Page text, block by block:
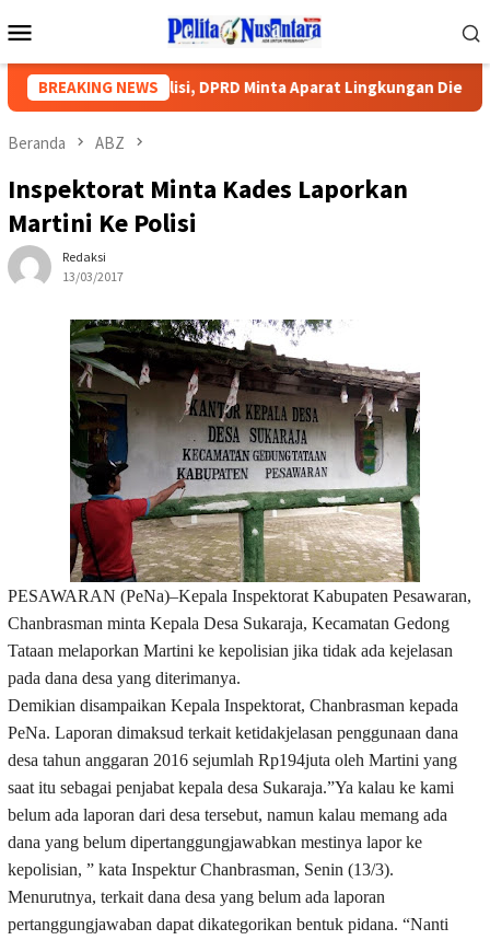
ke
Mobile
BREAKING NEWS
Lapor Polisi, DPRD Minta Aparat Lingkungan Dievaluasi
Beranda ABZ
Inspektorat Minta Kades Laporkan
Martini Ke Polisi
Redaksi
13/03/2017
PESAWARAN (PeNa)–Kepala Inspektorat Kabupaten Pesawaran,
Chanbrasman minta Kepala Desa Sukaraja, Kecamatan Gedong
Tataan melaporkan Martini ke kepolisian jika tidak ada kejelasan
pada dana desa yang diterimanya.
Demikian disampaikan Kepala Inspektorat, Chanbrasman kepada
PeNa. Laporan dimaksud terkait ketidakjelasan penggunaan dana
desa tahun anggaran 2016 sejumlah Rp194juta oleh Martini yang
saat itu sebagai penjabat kepala desa Sukaraja.”Ya kalau ke kami
belum ada laporan dari desa tersebut, namun kalau memang ada
dana yang belum dipertanggungjawabkan mestinya lapor ke
kepolisian, ” kata Inspektur Chanbrasman, Senin (13/3).
Menurutnya, terkait dana desa yang belum ada laporan
pertanggungjawaban dapat dikategorikan bentuk pidana. “Nanti